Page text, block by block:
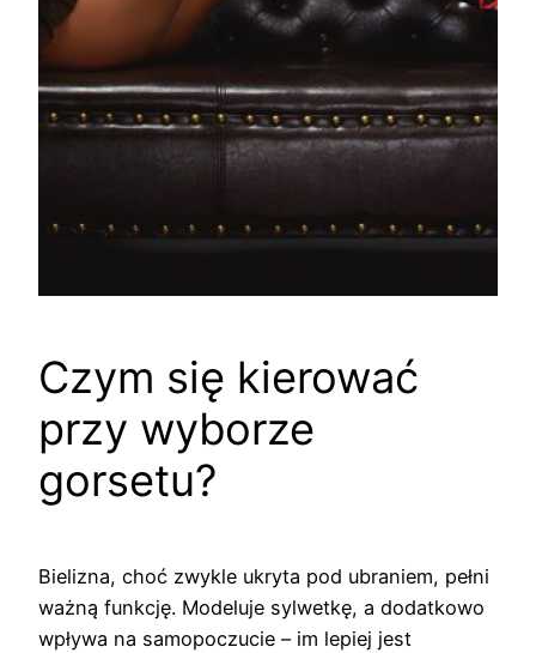
Czym się kierować
przy wyborze
gorsetu?
Bielizna, choć zwykle ukryta pod ubraniem, pełni
ważną funkcję. Modeluje sylwetkę, a dodatkowo
wpływa na samopoczucie – im lepiej jest